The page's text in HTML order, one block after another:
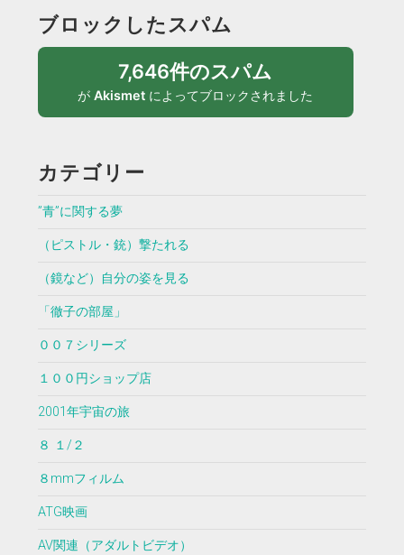
ブロックしたスパム
7,646件のスパム
がAkismet によってブロックされました
カテゴリー
”青”に関する夢
（ピストル・銃）撃たれる
（鏡など）自分の姿を見る
「徹子の部屋」
００７シリーズ
１００円ショップ店
2001年宇宙の旅
８ １/２
８mmフィルム
ATG映画
AV関連（アダルトビデオ）